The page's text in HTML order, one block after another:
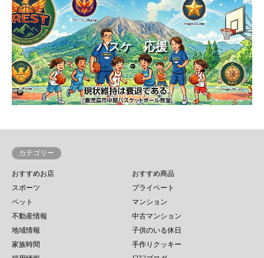
バスケ 応援
カテゴリー
おすすめお店
おすすめ商品
スポーツ
プライベート
ペット
マンション
不動産情報
中古マンション
地域情報
子供のいる休日
家族時間
手作りクッキー